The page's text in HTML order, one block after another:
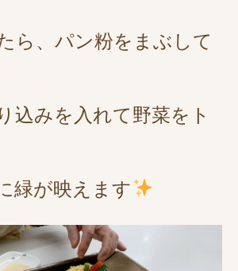
ら、パン粉をまぶして
込みを入れて野菜をト
緑が映えます